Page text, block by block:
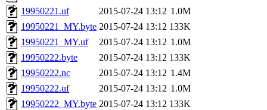
19950221.uf
2015-07-24 13:12 1.0M
19950221_MY.byte 2015-07-24 13:12 133K
19950221_MY.uf
2015-07-24 13:12 1.0M
19950222.byte
2015-07-24 13:12 133K
19950222.nc
2015-07-24 13:12 1.4M
19950222.uf
2015-07-24 13:12 1.0M
19950222_MY.byte 2015-07-24 13:12 133K